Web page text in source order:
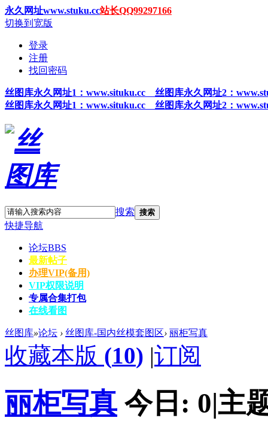
永久网址www.stuku.cc站长QQ99297166
切换到宽版
登录
注册
找回密码
丝图 库永久网址1 ：www.situku.cc 丝图库永久网址2：
丝图 库永久网址1 ：www.situku.cc 丝图库永久网址2：
搜索 搜索
快捷导航
论坛BBS
最新帖子
办理VIP(备用)
VIP权限说明
专属合集打包
在线看图
丝图库»论坛 › 丝图库-国内丝模套图区› 丽柜写真
收藏本版 (10) |订阅
丽柜写真 今日: 0|主